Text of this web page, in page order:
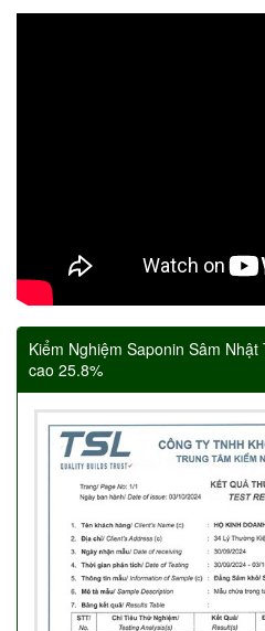
Kiểm Nghiệm Saponin Sâm
cao 25.8%